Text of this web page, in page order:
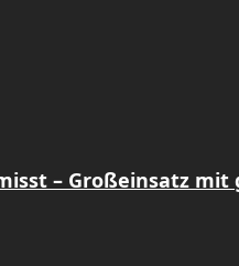
– Großeinsatz mit